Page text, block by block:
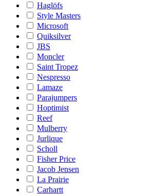
Haglöfs
Style Masters
Microsoft
Quiksilver
JBS
Moncler
Saint Tropez
Nespresso
Lamaze
Parajumpers
Hoptimist
Reef
Mulberry
Jurlique
Scholl
Fisher Price
Jacob Jensen
La Prairie
Carhartt